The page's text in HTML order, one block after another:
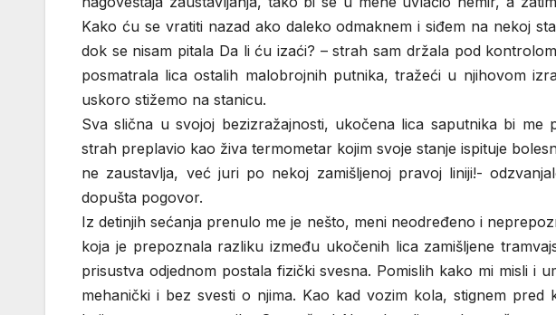
Kako ću se vratiti nazad ako daleko odmaknem i siđem na nekoj
dok se nisam pitala Da li ću izaći? – strah sam držala pod
posmatrala lica ostalih malobrojnih putnika, tražeći u njihovom
uskoro stižemo na stanicu.
Sva slična u svojoj bezizražajnosti, ukočena lica saputnika bi me
strah preplavio kao živa termometar kojim svoje stanje ispituje
ne zaustavlja, već juri po nekoj zamišljenoj pravoj liniji!-
dopušta pogovor.
Iz detinjih sećanja prenulo me je nešto, meni neodređeno i
koja je prepoznala razliku između ukočenih lica zamišljene
prisustva odjednom postala fizički svesna. Pomislih kako mi misli i
mehanički i bez svesti o njima. Kao kad vozim kola, stignem